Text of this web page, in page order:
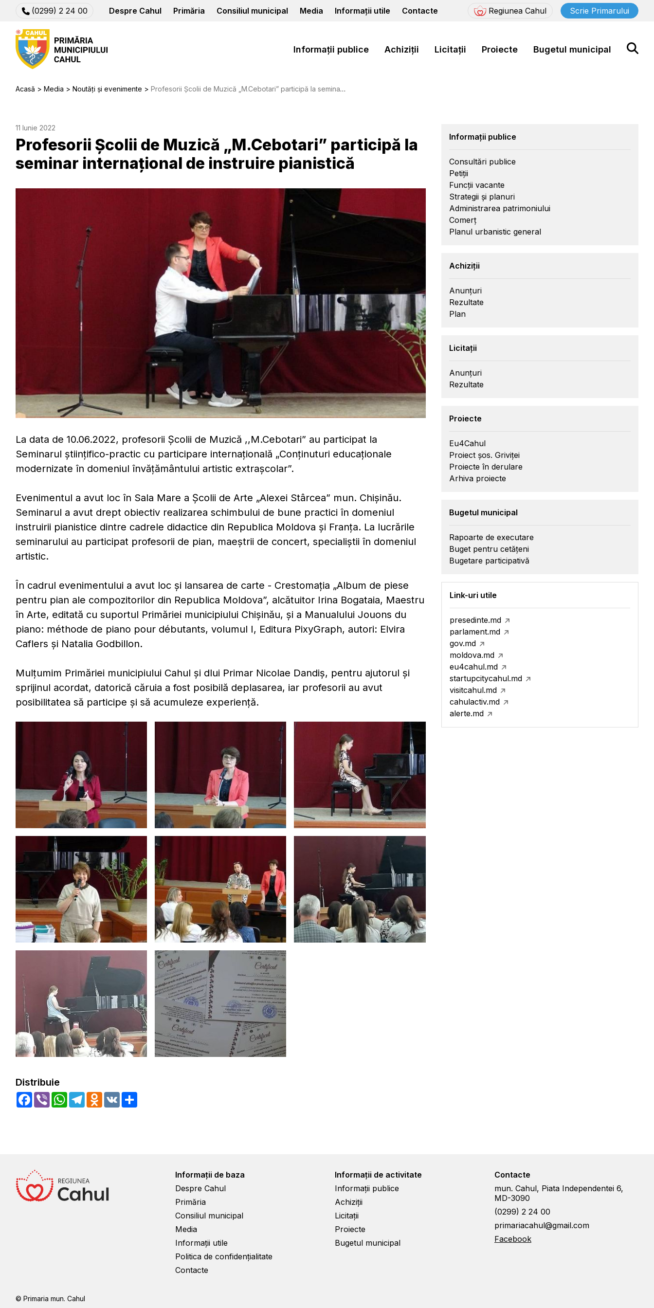
(0299) 2 24 00 Despre Cahul Primăria Consiliul municipal Media Informații utile Contacte Regiunea Cahul Scrie Primarului
Informații publice Achiziții Licitații Proiecte Bugetul municipal
Acasă Media Noutăți și evenimente Profesorii Școlii de Muzică „M.Cebotari” participă la seminar internațional de instruire pianistică
11 Iunie 2022
Profesorii Școlii de Muzică „M.Cebotari” participă la
seminar internațional de instruire pianistică
La data de 10.06.2022, profesorii Școlii de Muzică ,,M.Cebotari” au participat la
Seminarul ştiinţifico-practic cu participare internațională „Conținuturi educaționale
modernizate în domeniul învățământului artistic extrașcolar”.
Evenimentul a avut loc în Sala Mare a Școlii de Arte „Alexei Stârcea” mun. Chișinău.
Seminarul a avut drept obiectiv realizarea schimbului de bune practici în domeniul
instruirii pianistice dintre cadrele didactice din Republica Moldova și Franța. La lucrările
seminarului au participat profesorii de pian, maeștrii de concert, specialiștii în domeniul
artistic.
În cadrul evenimentului a avut loc și lansarea de carte - Crestomația „Album de piese
pentru pian ale compozitorilor din Republica Moldova”, alcătuitor Irina Bogataia, Maestru
în Arte, editată cu suportul Primăriei municipiului Chișinău, și a Manualului Jouons du
piano: méthode de piano pour débutants, volumul I, Editura PixyGraph, autori: Elvira
Caflers și Natalia Godbillon.
Mulțumim Primăriei municipiului Cahul și dlui Primar Nicolae Dandiș, pentru ajutorul și
sprijinul acordat, datorică căruia a fost posibilă deplasarea, iar profesorii au avut
posibilitatea să participe și să acumuleze experiență.
Distribuie
Facebook
Viber WhatsApp
TelegramOdnoklassniki
VK
Informații publice
Consultări publice
Petiții
Funcții vacante
Strategii și planuri
Administrarea patrimoniului
Comerț
Planul urbanistic general
Achiziții
Anunțuri
Rezultate
Plan
Licitații
Anunțuri
Rezultate
Proiecte
Eu4Cahul
Proiect șos. Griviței
Proiecte în derulare
Arhiva proiecte
Bugetul municipal
Rapoarte de executare
Buget pentru cetățeni
Bugetare participativă
Link-uri utile
presedinte.md
parlament.md
gov.md
moldova.md
eu4cahul.md
startupcitycahul.md
visitcahul.md
cahulactiv.md
alerte.md
Informații de baza
Despre Cahul
Primăria
Consiliul municipal
Media
Informații utile
Politica de confidențialitate
Contacte
Informații de activitate
Informații publice
Achiziții
Licitații
Proiecte
Bugetul municipal
Contacte
mun. Cahul, Piata Independentei 6,
MD-3090
(0299) 2 24 00
primariacahul@gmail.com
Facebook
© Primaria mun. Cahul